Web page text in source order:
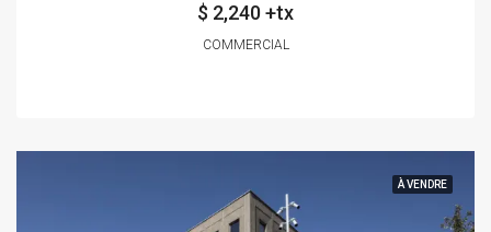
$ 2,240 +tx
COMMERCIAL
À VENDRE